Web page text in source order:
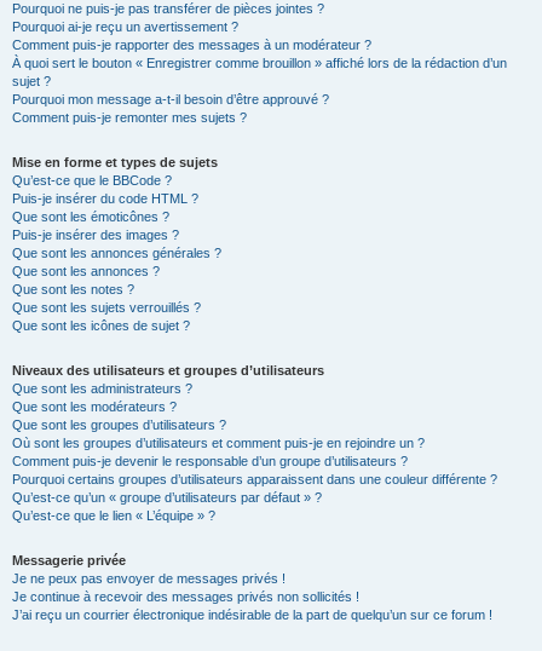
Pourquoi ne puis-je pas transférer de pièces jointes ?
Pourquoi ai-je reçu un avertissement ?
Comment puis-je rapporter des messages à un modérateur ?
À quoi sert le bouton « Enregistrer comme brouillon » affiché lors de la rédaction d’un
sujet ?
Pourquoi mon message a-t-il besoin d’être approuvé ?
Comment puis-je remonter mes sujets ?
Mise en forme et types de sujets
Qu’est-ce que le BBCode ?
Puis-je insérer du code HTML ?
Que sont les émoticônes ?
Puis-je insérer des images ?
Que sont les annonces générales ?
Que sont les annonces ?
Que sont les notes ?
Que sont les sujets verrouillés ?
Que sont les icônes de sujet ?
Niveaux des utilisateurs et groupes d’utilisateurs
Que sont les administrateurs ?
Que sont les modérateurs ?
Que sont les groupes d’utilisateurs ?
Où sont les groupes d’utilisateurs et comment puis-je en rejoindre un ?
Comment puis-je devenir le responsable d’un groupe d’utilisateurs ?
Pourquoi certains groupes d’utilisateurs apparaissent dans une couleur différente ?
Qu’est-ce qu’un « groupe d’utilisateurs par défaut » ?
Qu’est-ce que le lien « L’équipe » ?
Messagerie privée
Je ne peux pas envoyer de messages privés !
Je continue à recevoir des messages privés non sollicités !
J’ai reçu un courrier électronique indésirable de la part de quelqu’un sur ce forum !